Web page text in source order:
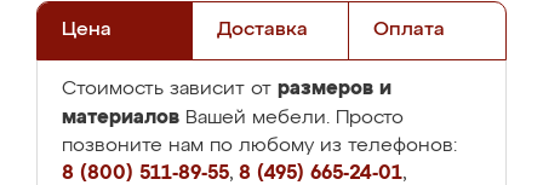
Цена Доставка Оплата
Стоимость зависит от размеров и
материалов Вашей мебели. Просто
позвоните нам по любому из телефонов:
8 (800) 511-89-55, 8 (495) 665-24-01,